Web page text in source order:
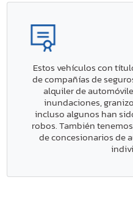
Estos vehículos con
de compañías de
alquiler de
inundaciones,
incluso algunos han
robos. También
de concesionarios de